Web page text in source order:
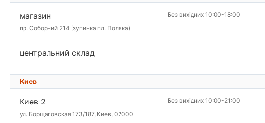
магазин
пр. Соборний 214 (зупинка пл. Поляка)
Без вихідних 10:00-18:00
центральний склад
Киев
Киев 2
ул. Борщаговская 173/187, Киев, 02000
Без вихідних 10:00-21:00